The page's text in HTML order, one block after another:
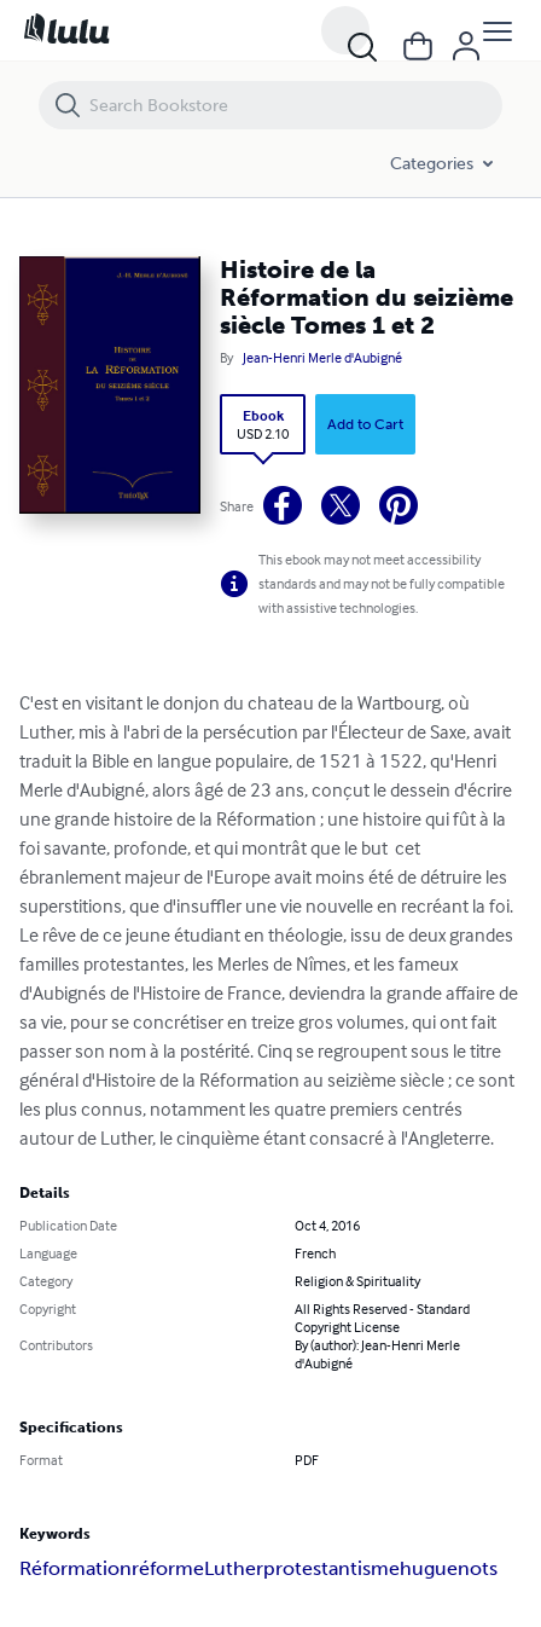
Categories
Histoire de la
Réformation du seizième
siècle Tomes 1 et 2
By Jean-Henri Merle d'Aubigné
Ebook
USD 2.10
Add to Cart
Share
This ebook may not meet accessibility
standards and may not be fully compatible
with assistive technologies.
C'est en visitant le donjon du chateau de la Wartbourg, où
Luther, mis à l'abri de la persécution par l'Électeur de Saxe, avait
traduit la Bible en langue populaire, de 1521 à 1522, qu'Henri
Merle d'Aubigné, alors âgé de 23 ans, conçut le dessein d'écrire
une grande histoire de la Réformation ; une histoire qui fût à la
foi savante, profonde, et qui montrât que le but  cet
ébranlement majeur de l'Europe avait moins été de détruire les
superstitions, que d'insuffler une vie nouvelle en recréant la foi.
Le rêve de ce jeune étudiant en théologie, issu de deux grandes
familles protestantes, les Merles de Nîmes, et les fameux
d'Aubignés de l'Histoire de France, deviendra la grande affaire de
sa vie, pour se concrétiser en treize gros volumes, qui ont fait
passer son nom à la postérité. Cinq se regroupent sous le titre
général d'Histoire de la Réformation au seizième siècle ; ce sont
les plus connus, notamment les quatre premiers centrés
autour de Luther, le cinquième étant consacré à l'Angleterre.
Details
Publication Date
Oct 4, 2016
Language
French
Category
Religion & Spirituality
Copyright
All Rights Reserved - Standard
Copyright License
Contributors
By (author): Jean-Henri Merle
d'Aubigné
Specifications
Format PDF
Keywords
RéformationréformeLutherprotestantismehuguenots
Histoire de la Réformation du seizième siècle Tomes 1 et 2